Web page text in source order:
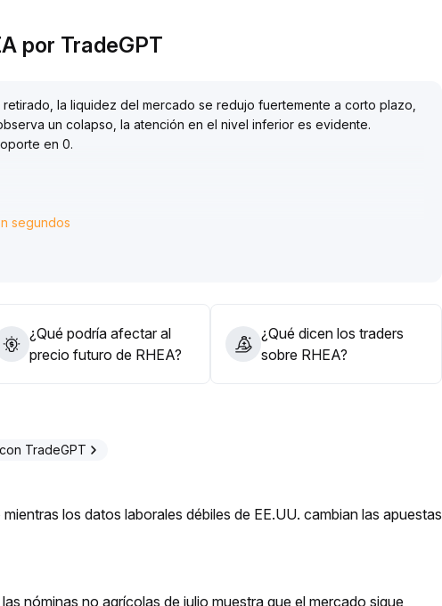
por TradeGPT
retirado, la liquidez del mercado se redujo fuertemente a corto plazo,
un colapso, la atención en el nivel inferior es evidente.
en 0.
mostrando que la presión de venta está disminuyendo
de liquidez y liquidación en la fase final de negociación del
al margen, mientras que los agresivos pueden tomar
centrarse en las oportunidades de mantenimiento y liquidez en
segundos
¿Qué podría afectar al
precio futuro de RHEA?
¿Qué dicen los traders
sobre RHEA?
TradeGPT
los datos laborales débiles de EE.UU. cambian las apuestas
nóminas no agrícolas de julio muestra que el mercado sigue